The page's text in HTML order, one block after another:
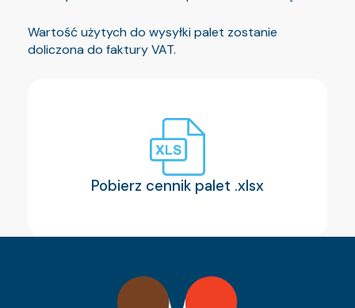
Wartość użytych do wysyłki palet zostanie
doliczona do faktury VAT.
Pobierz cennik palet .xlsx